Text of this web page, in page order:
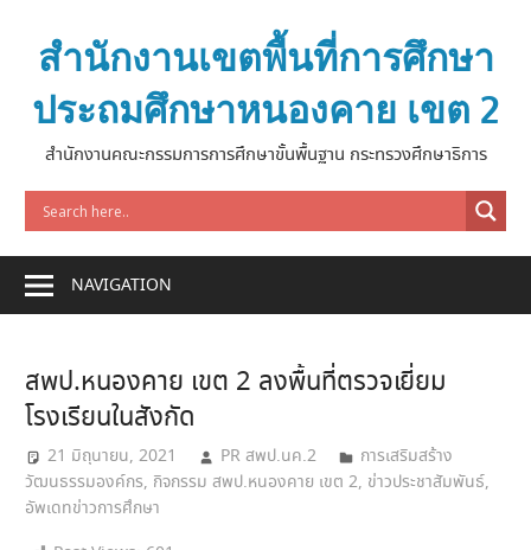
contentสำนักงานเขตพื้นที่การศึกษา
ประถมศึกษาหนองคาย เขต 2
สำนักงานคณะกรรมการการศึกษาขั้นพื้นฐาน กระทรวงศึกษาธิการ
NAVIGATION
สพป.หนองคาย เขต 2 ลงพื้นที่ตรวจเยี่ยม
โรงเรียนในสังกัด
21 มิถุนายน, 2021 PR สพป.นค.2
การเสริมสร้าง
วัฒนธรรมองค์กร, กิจกรรม สพป.หนองคาย เขต 2, ข่าวประชาสัมพันธ์,
อัพเดทข่าวการศึกษา